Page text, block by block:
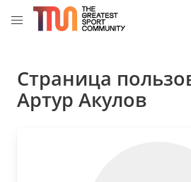
Страница
Артур Акулов